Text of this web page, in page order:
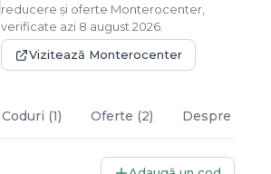
reducere și oferte Monterocenter
verificate azi 8 august 2026
Vizitează Monterocenter
Coduri (1) Oferte (2) Despre